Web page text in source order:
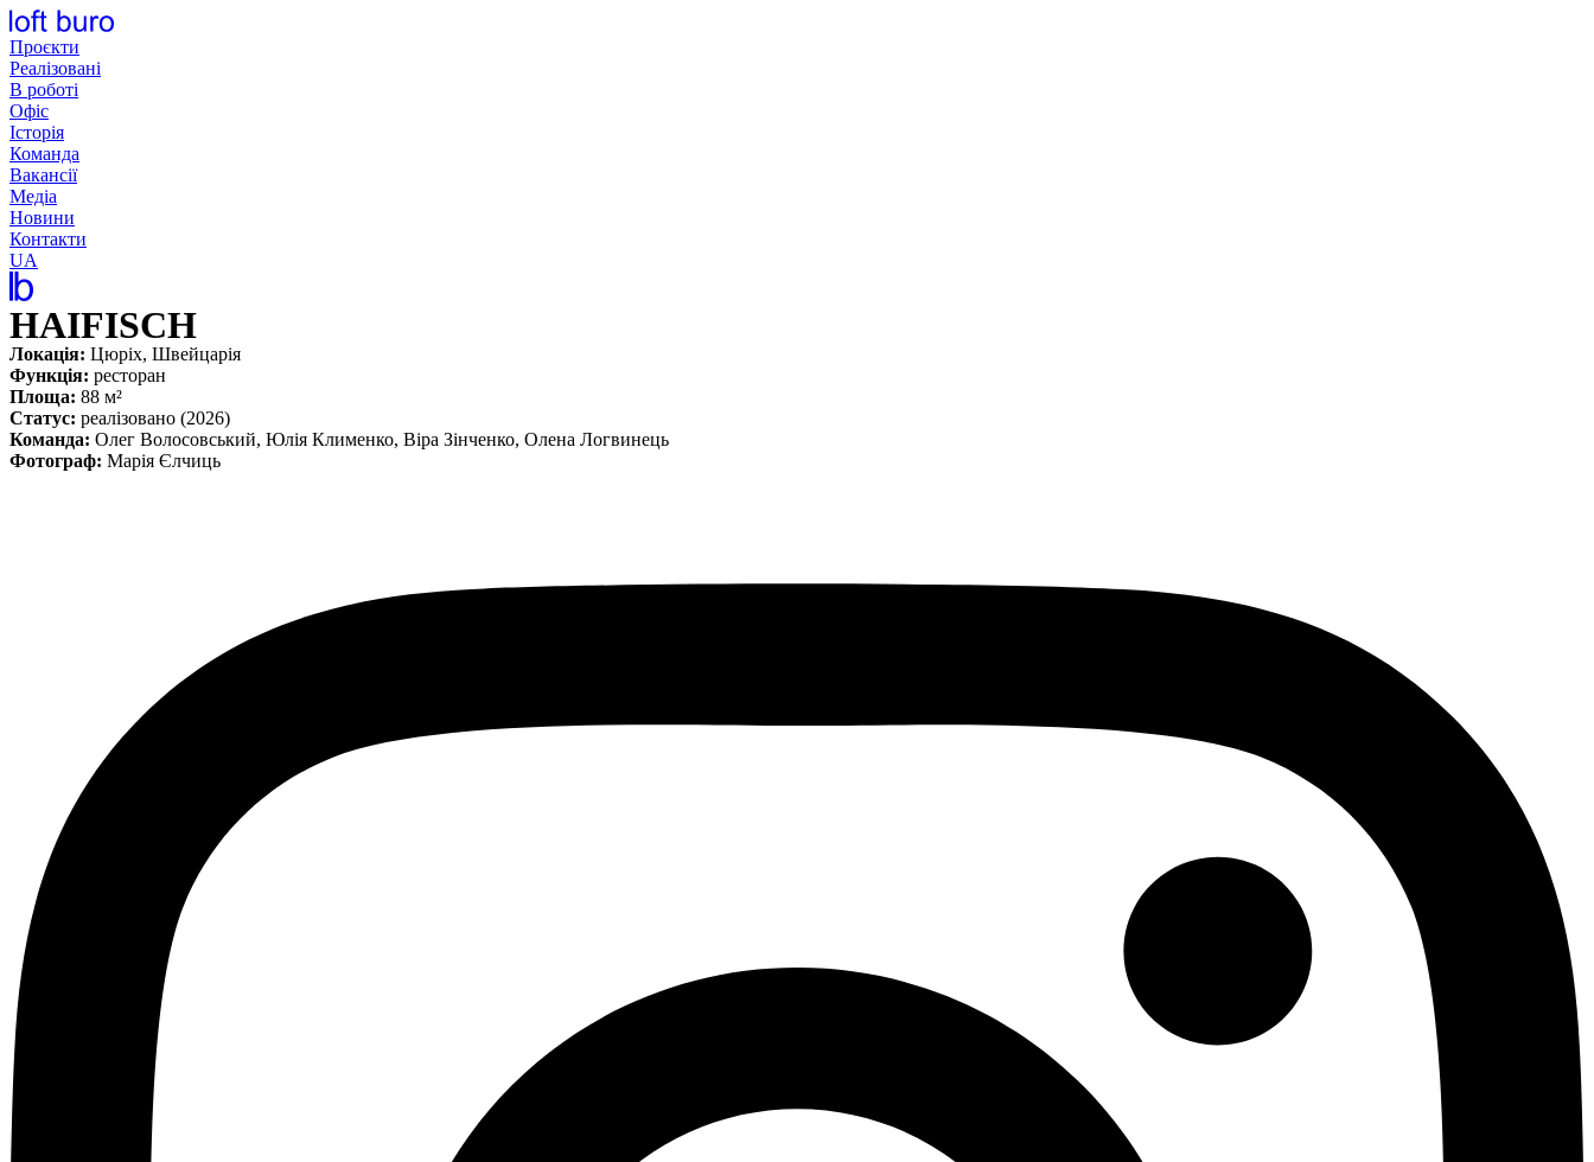
Перейти
до
вмісту
Проєкти
Реалізовані
В роботі
Офіс
Історія
Команда
Вакансії
Медіа
Новини
Контакти
UA
HAIFISCH
Локація: Цюріх, Швейцарія
Функція: ресторан
Площа: 88 м²
Статус: реалізовано (2026)
Команда: Олег Волосовський, Юлія Клименко, Віра Зінченко, Олена Логвинець
Фотограф: Марія Єлчиць